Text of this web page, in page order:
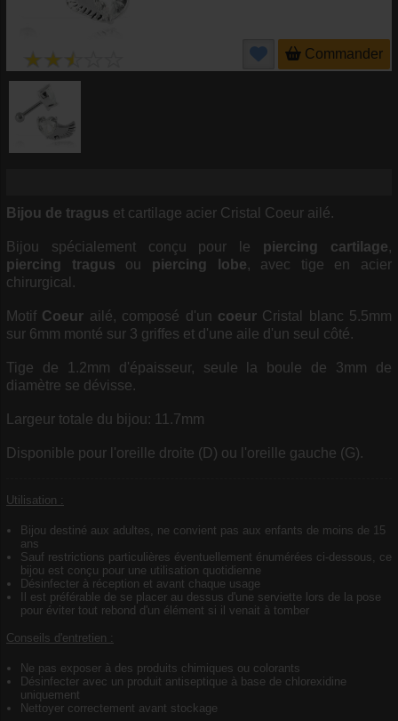
Commander
Bijou de tragus et cartilage acier Cristal Coeur ailé.
Bijou spécialement conçu pour le piercing cartilage,
piercing tragus ou piercing lobe, avec tige en acier
chirurgical.
Motif Coeur ailé, composé d'un coeurCristal blanc 5.5mm
sur 6mm monté sur 3 griffes et d'une aile d'un seul côté.
Tige de 1.2mm d'épaisseur, seule la boule de 3mm de
diamètre se dévisse.
Largeur totale du bijou: 11.7mm
Disponible pour l'oreille droite (D) ou l'oreille gauche (G).
Utilisation :
Bijou destiné aux adultes, ne convient pas aux enfants de moins de 15
ans
Sauf restrictions particulières éventuellement énumérées ci-dessous, ce
bijou est conçu pour une utilisation quotidienne
Désinfecter à réception et avant chaque usage
Il est préférable de se placer au dessus d'une serviette lors de la pose
pour éviter tout rebond d'un élément si il venait à tomber
Conseils d'entretien :
Ne pas exposer à des produits chimiques ou colorants
Désinfecter avec un produit antiseptique à base de chlorexidine
uniquement
Nettoyer correctement avant stockage